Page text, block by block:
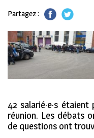
Partagez :
42 salarié·e·s
réunion. Les débats
de questions ont